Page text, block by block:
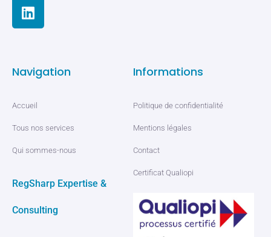
Navigation
Accueil
Tous nos services
Qui sommes-nous
RegSharp Expertise &
Consulting
Informations
Politique de confidentialité
Mentions légales
Contact
Certificat Qualiopi